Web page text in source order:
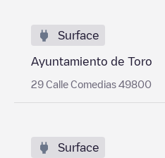
Surface
Ayuntamiento de Toro
29 Calle Comedias 49800
Surface